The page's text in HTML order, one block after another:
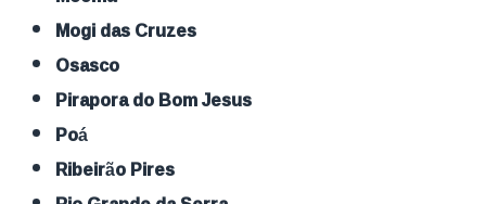
Mogi das Cruzes
Osasco
Pirapora do Bom Jesus
Poá
Ribeirão Pires